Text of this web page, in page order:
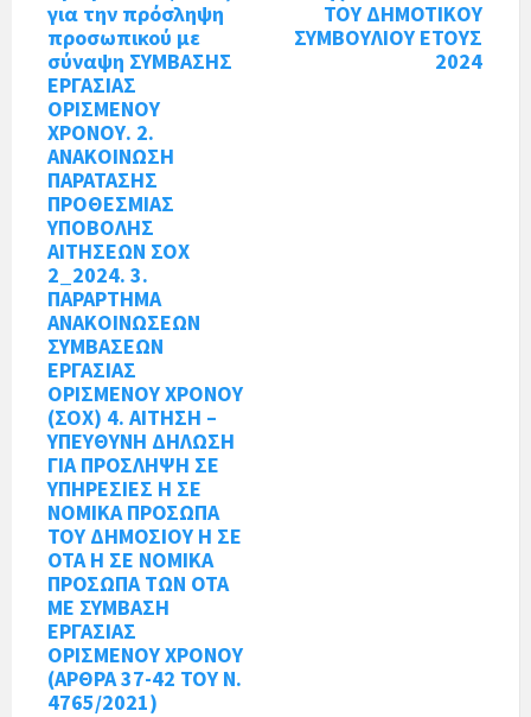
για την πρόσληψη
προσωπικού με
σύναψη ΣΥΜΒΑΣΗΣ
ΕΡΓΑΣΙΑΣ
ΟΡΙΣΜΕΝΟΥ
ΧΡΟΝΟΥ. 2.
ΑΝΑΚΟΙΝΩΣΗ
ΠΑΡΑΤΑΣΗΣ
ΠΡΟΘΕΣΜΙΑΣ
ΥΠΟΒΟΛΗΣ
ΑΙΤΗΣΕΩΝ ΣΟΧ
2_2024. 3.
ΠΑΡΑΡΤΗΜΑ
ΑΝΑΚΟΙΝΩΣΕΩΝ
ΣΥΜΒΑΣΕΩΝ
ΕΡΓΑΣΙΑΣ
ΟΡΙΣΜΕΝΟΥ ΧΡΟΝΟΥ
(ΣΟΧ) 4. ΑΙΤΗΣΗ –
ΥΠΕΥΘΥΝΗ ΔΗΛΩΣΗ
ΓΙΑ ΠΡΟΣΛΗΨΗ ΣΕ
ΥΠΗΡΕΣΙΕΣ Η ΣΕ
ΝΟΜΙΚΑ ΠΡΟΣΩΠΑ
ΤΟΥ ΔΗΜΟΣΙΟΥ Η ΣΕ
ΟΤΑ Η ΣΕ ΝΟΜΙΚΑ
ΠΡΟΣΩΠΑ ΤΩΝ OTA
ΜΕ ΣΥΜΒΑΣΗ
ΕΡΓΑΣΙΑΣ
ΟΡΙΣΜΕΝΟΥ ΧΡΟΝΟΥ
(ΑΡΘΡΑ 37-42 ΤΟΥ Ν.
4765/2021)
ΤΟΥ ΔΗΜΟΤΙΚΟΥ
ΣΥΜΒΟΥΛΙΟΥ ΕΤΟΥΣ
2024